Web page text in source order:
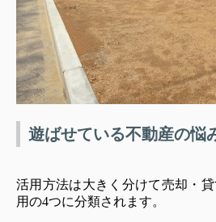
遊ばせている不動産の悩
活用方法は大きく分けて売却・
用の4つに分類されます。